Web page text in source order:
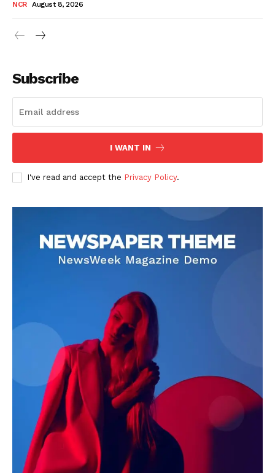
DOWNLOAD NOW
AIN NEWS 1
Contact Us
About Us
Privacy Policy
Terms of Use Agreement
Facebook
X WhatsApp
Share
NCR August 8, 2026
Subscribe
I WANT IN
I've read and accept the Privacy Policy.